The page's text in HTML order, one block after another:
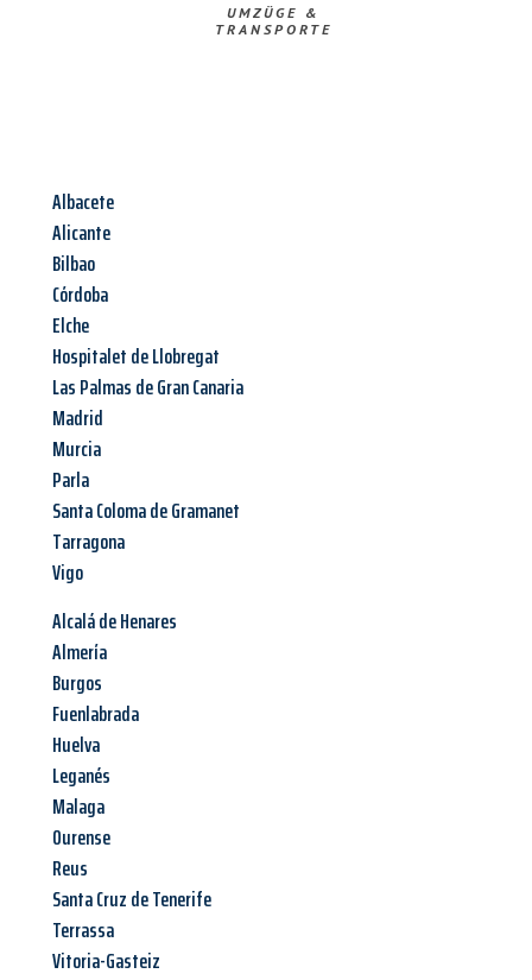
UMZÜGE &
TRANSPORTE
Albacete
Alicante
Bilbao
Córdoba
Elche
Hospitalet de Llobregat
Las Palmas de Gran Canaria
Madrid
Murcia
Parla
Santa Coloma de Gramanet
Tarragona
Vigo
Alcalá de Henares
Almería
Burgos
Fuenlabrada
Huelva
Leganés
Malaga
Ourense
Reus
Santa Cruz de Tenerife
Terrassa
Vitoria-Gasteiz